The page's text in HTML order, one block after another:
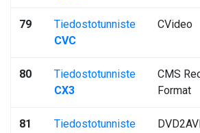
79
Tiedostotunniste
CVC
CVideo
80
Tiedostotunniste
CX3
CMS
Format
81
Tiedostotunniste